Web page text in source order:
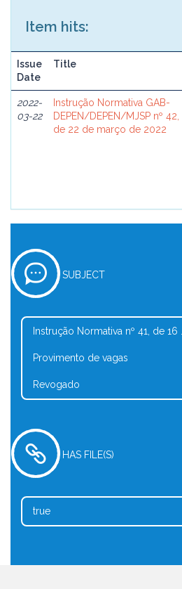
Item hits:
Issue
Date
Title
2022-
03-22
Instrução Normativa GAB-
DEPEN/DEPEN/MJSP nº 42,
de 22 de março de 2022
SUBJECT
Instrução Normativa nº 41, de 16 ...
Provimento de vagas
Revogado
HAS FILE(S)
true